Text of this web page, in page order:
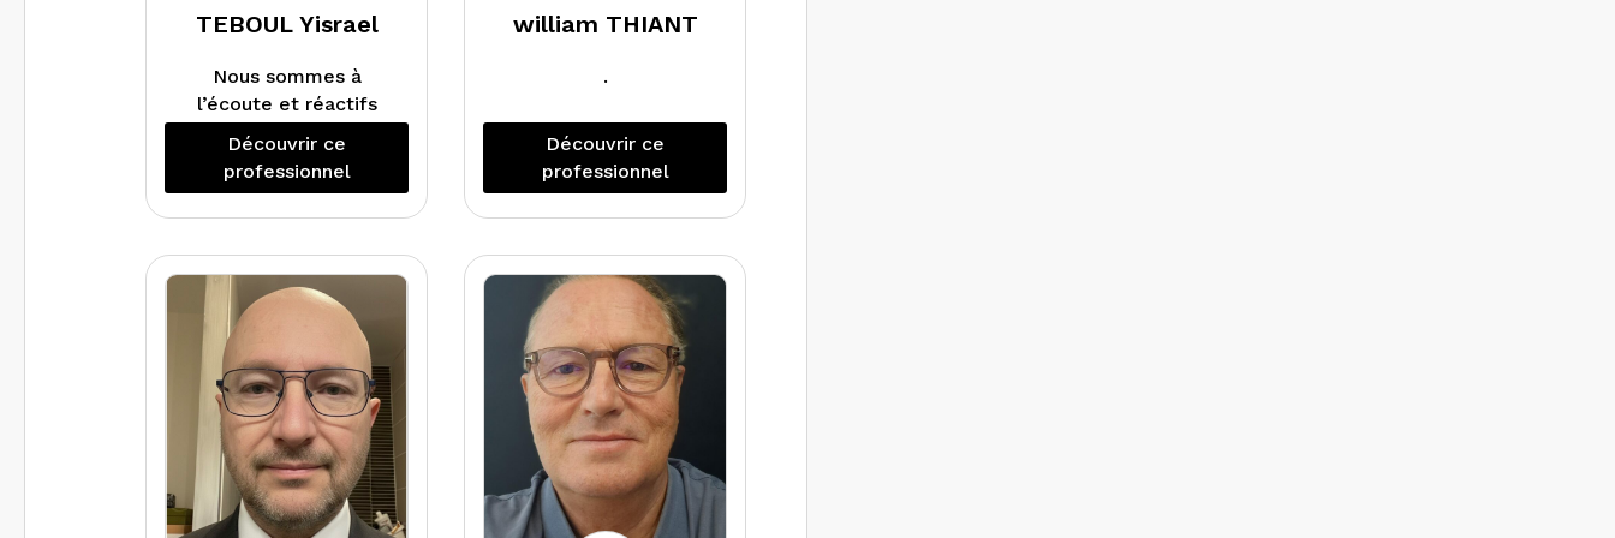
TEBOUL Yisrael
Nous sommes à
l’écoute et réactifs
avec nos clients.
Découvrir ce
professionnel
william THIANT
.
Découvrir ce
professionnel